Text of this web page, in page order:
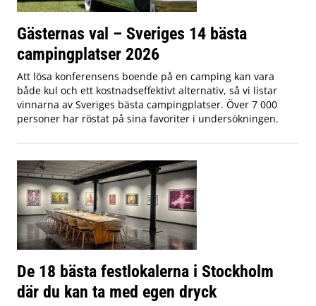
Gästernas val – Sveriges 14 bästa
campingplatser 2026
Att lösa konferensens boende på en camping kan vara
både kul och ett kostnadseffektivt alternativ, så vi listar
vinnarna av Sveriges bästa campingplatser. Över 7 000
personer har röstat på sina favoriter i undersökningen.
De 18 bästa festlokalerna i Stockholm
där du kan ta med egen dryck